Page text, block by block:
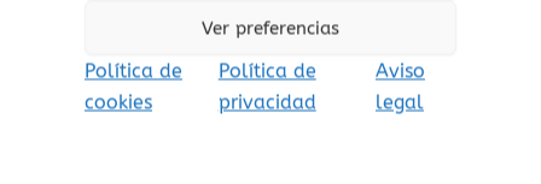
Ver preferencias
Política de
cookies
Política de
privacidad
Aviso
legal
Productos relacionados